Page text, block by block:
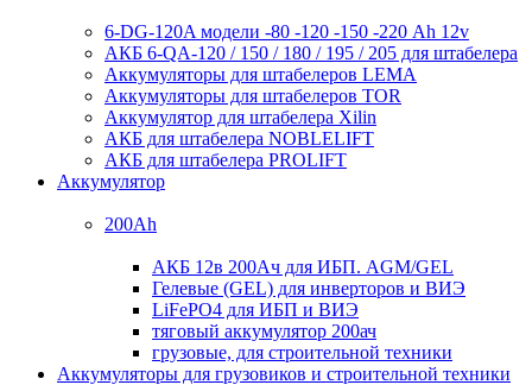
6-DG-120A модели -80 -120 -150 -220 Ah 12v
АКБ 6-QA-120 / 150 / 180 / 195 / 205 для штабелера
Аккумуляторы для штабелеров LEMA
Аккумуляторы для штабелеров TOR
Аккумулятор для штабелера Xilin
АКБ для штабелера NOBLELIFT
АКБ для штабелера PROLIFT
Аккумулятор
200Ah
АКБ 12в 200Ач для ИБП. AGM/GEL
Гелевые (GEL) для инверторов и ВИЭ
LiFePO4 для ИБП и ВИЭ
тяговый аккумулятор 200ач
грузовые, для строительной техники
Аккумуляторы для грузовиков и строительной техники